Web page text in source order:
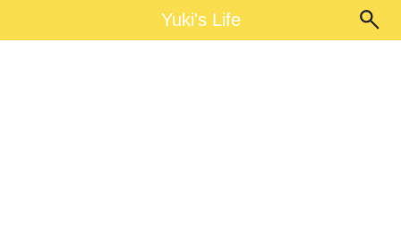
Yuki's LifeYuki's Life